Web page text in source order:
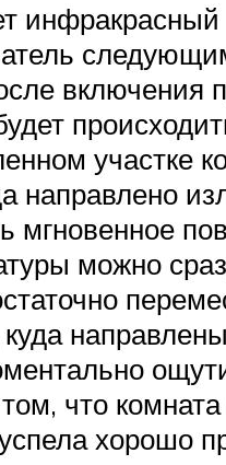
инфракрасный
включения
участке
направлено
мгновенное
можно
куда
что
хорошо